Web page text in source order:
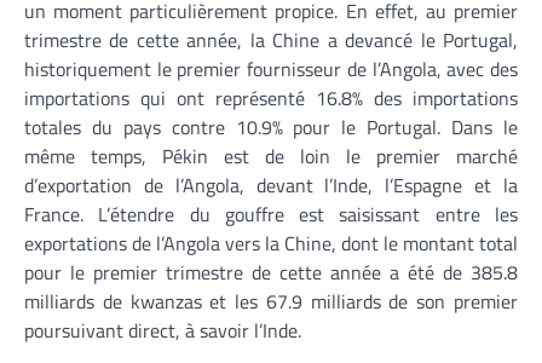
un moment particulièrement propice. En effet, au premier
trimestre de cette année, la Chine a devancé le Portugal,
historiquement le premier fournisseur de l’Angola, avec des
importations qui ont représenté 16.8% des importations
totales du pays contre 10.9% pour le Portugal. Dans le
même temps, Pékin est de loin le premier marché
d’exportation de l’Angola, devant l’Inde, l’Espagne et la
France. L’étendre du gouffre est saisissant entre les
exportations de l’Angola vers la Chine, dont le montant total
pour le premier trimestre de cette année a été de 385.8
milliards de kwanzas et les 67.9 milliards de son premier
poursuivant direct, à savoir l’Inde.